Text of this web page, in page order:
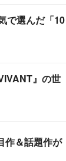
で選んだ「10
』の世
作＆話題作が